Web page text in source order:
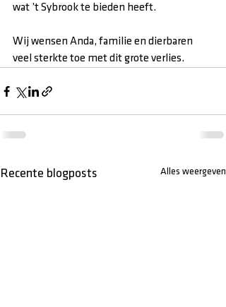
wat ’t Sybrook te bieden heeft.
Wij wensen Anda, familie en dierbaren
veel sterkte toe met dit grote verlies.
Recente blogposts Alles weergeven